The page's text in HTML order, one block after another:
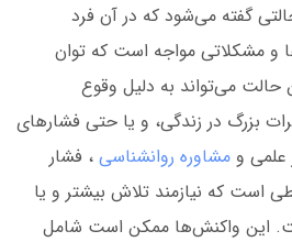
گفته می‌شود که در آن فرد
مشکلاتی مواجه است که توان
حالت می‌تواند به دلیل وقوع
بزرگ در زندگی، و یا حتی فشارهای
علمی و مشاوره روانشناسی ، فشار
است که نیازمند تلاش بیشتر و یا
این واکنش‌ها ممکن است شامل